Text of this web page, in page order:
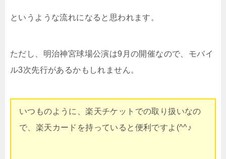
というような流れになると思われます。
ただし、明治神宮球場公演は9月の開催なので、モバイ
ル3次先行があるかもしれません。
いつものように、楽天チケットでの取り扱いなの
で、楽天カードを持っていると便利ですよ(^^♪